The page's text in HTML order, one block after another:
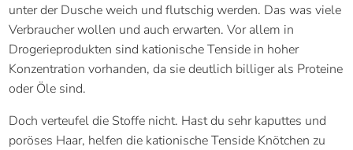
unter der Dusche weich und flutschig werden. Das was viele
Verbraucher wollen und auch erwarten. Vor allem in
Drogerieprodukten sind kationische Tenside in hoher
Konzentration vorhanden, da sie deutlich billiger als Proteine
oder Öle sind.
Doch verteufel die Stoffe nicht. Hast du sehr kaputtes und
poröses Haar, helfen die kationische Tenside Knötchen zu